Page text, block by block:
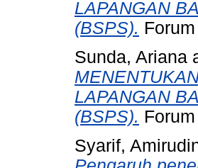
LAPANGAN
(BSPS).
Sunda, Ariana
LAPANGAN
(BSPS).
Syarif,